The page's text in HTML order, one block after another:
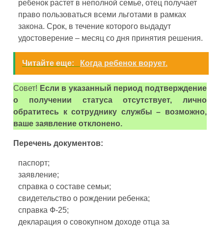
ребенок растет в неполной семье, отец получает
право пользоваться всеми льготами в рамках
закона. Срок, в течение которого выдадут
удостоверение – месяц со дня принятия решения.
Читайте еще: Когда ребенок ворует.
Совет! Если в указанный период подтверждение
о получении статуса отсутствует, лично
обратитесь к сотруднику службы – возможно,
ваше заявление отклонено.
Перечень документов:
паспорт;
заявление;
справка о составе семьи;
свидетельство о рождении ребенка;
справка Ф-25;
декларация о совокупном доходе отца за